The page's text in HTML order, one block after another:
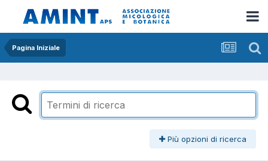
Pagina Iniziale
Più opzioni di ricerca